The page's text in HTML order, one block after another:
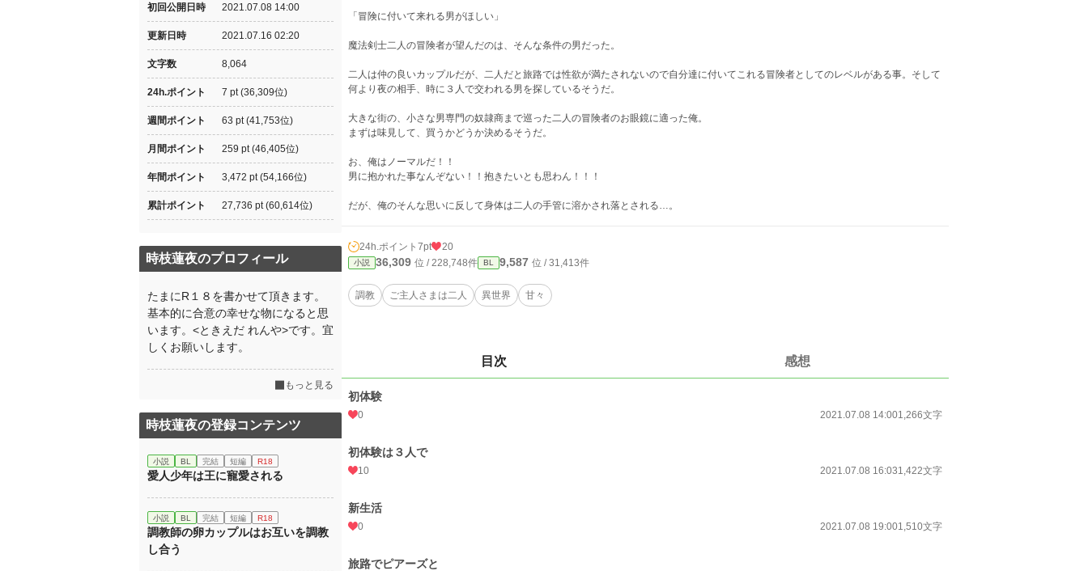
「冒険に付いて来れる男がほしい」
魔法剣士二人の冒険者が望んだのは、そんな条件の男だった。
二人は仲の良いカップルだが、二人だと旅路では性欲が満たされないので自分達に付いてこれる冒険者としてのレベルがある事。そして
何より夜の相手、時に３人で交われる男を探しているそうだ。
大きな街の、小さな男専門の奴隷商まで巡った二人の冒険者のお眼鏡に適った俺。
まずは味見して、買うかどうか決めるそうだ。
お、俺はノーマルだ！！
男に抱かれた事なんぞない！！抱きたいとも思わん！！！
だが、俺のそんな思いに反して身体は二人の手管に溶かされ落とされる…。
24h.ポイント 7pt 20
小説 36,309 位 / 228,748件 BL 9,587 位 / 31,413件
調教 ご主人さまは二人 異世界 甘々
目次 感想
初体験
0 2021.07.08 14:001,266文字
初体験は３人で
10 2021.07.08 16:031,422文字
新生活
0 2021.07.08 19:001,510文字
旅路でピアーズと
初回公開日時 2021.07.08 14:00
更新日時 2021.07.16 02:20
文字数 8,064
24h.ポイント 7 pt (36,309位)
週間ポイント 63 pt (41,753位)
月間ポイント 259 pt (46,405位)
年間ポイント 3,472 pt (54,166位)
累計ポイント 27,736 pt (60,614位)
時枝蓮夜のプロフィール
たまにR１８を書かせて頂きます。
基本的に合意の幸せな物になると思
います。<ときえだ れんや>です。宜
しくお願いします。
もっと見る
時枝蓮夜の登録コンテンツ
小説 BL 完結 短編 R18
愛人少年は王に寵愛される
小説 BL 完結 短編 R18
調教師の卵カップルはお互いを調教
し合う